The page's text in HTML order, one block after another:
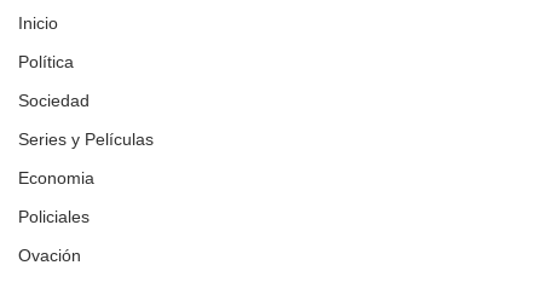
Inicio
Política
Sociedad
Series y Películas
Economia
Policiales
Ovación